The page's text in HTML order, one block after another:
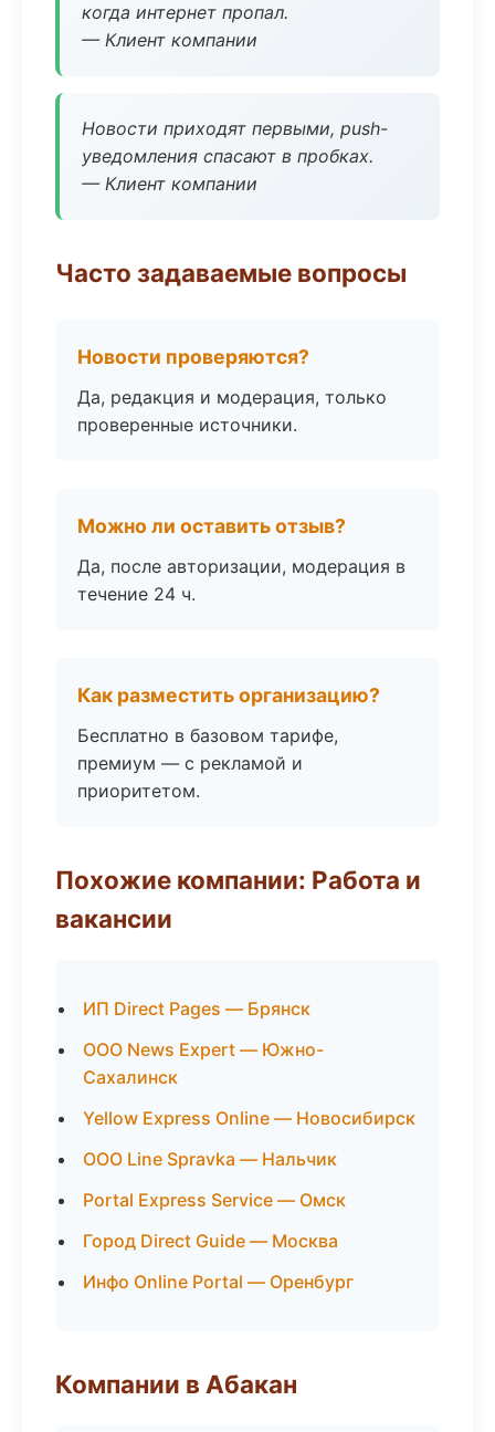
когда интернет пропал.
— Клиент компании
Новости приходят первыми, push-
уведомления спасают в пробках.
— Клиент компании
Часто задаваемые вопросы
Новости проверяются?
Да, редакция и модерация, только
проверенные источники.
Можно ли оставить отзыв?
Да, после авторизации, модерация в
течение 24 ч.
Как разместить организацию?
Бесплатно в базовом тарифе,
премиум — с рекламой и
приоритетом.
Похожие компании: Работа и
вакансии
ИП Direct Pages — Брянск
ООО News Expert — Южно-
Сахалинск
Yellow Express Online — Новосибирск
ООО Line Spravka — Нальчик
Portal Express Service — Омск
Город Direct Guide — Москва
Инфо Online Portal — Оренбург
Компании в Абакан